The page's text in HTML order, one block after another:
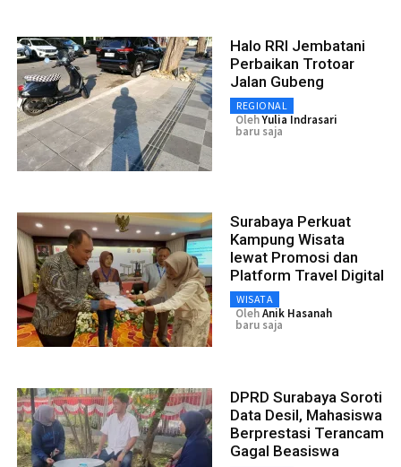
Halo RRI Jembatani
Perbaikan Trotoar
Jalan Gubeng
REGIONAL
OlehYulia Indrasari
baru saja
Surabaya Perkuat
Kampung Wisata
lewat Promosi dan
Platform Travel Digital
WISATA
OlehAnik Hasanah
baru saja
DPRD Surabaya Soroti
Data Desil, Mahasiswa
Berprestasi Terancam
Gagal Beasiswa